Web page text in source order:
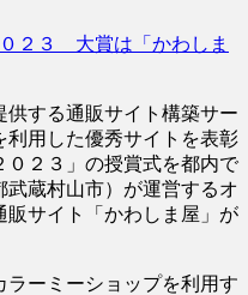
２３ 大賞は「かわしま
する通販サイト構築サー
利用した優秀サイトを表彰
２３」の授賞式を都内で
武蔵村山市）が運営するオ
販サイト「かわしま屋」が
ーミーショップを利用す